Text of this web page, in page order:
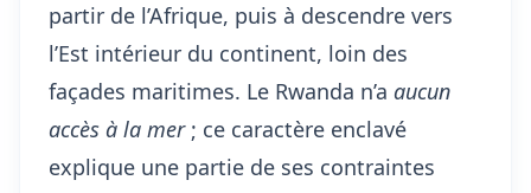
partir de l’Afrique, puis à descendre vers
l’Est intérieur du continent, loin des
façades maritimes. Le Rwanda n’a aucun
accès à la mer; ce caractère enclavé
explique une partie de ses contraintes